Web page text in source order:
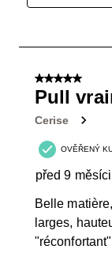
Recenzí.
5 z 5
Pull
Cerise
OVĚŘENÝ
před 9 měsíci
Belle
larges,